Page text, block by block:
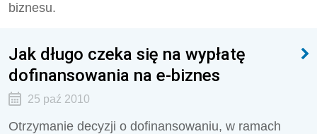
biznesu.
Jak długo czeka się na wypłatę
dofinansowania na e-biznes
25 paź 2010
Otrzymanie decyzji o dofinansowaniu, w ramach